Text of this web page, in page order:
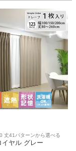
丈41パターンから選べる
イヤル グレー